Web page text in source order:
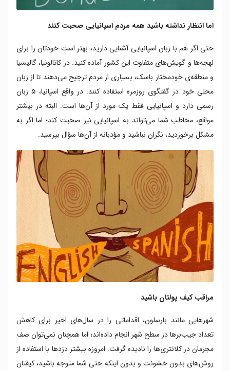
اما انتظار نداشته باشید همه مردم اسپانیایی صحبت کنند
حتی اگر هم با زبان اسپانیایی آشنایی دارید، بهتر است خودتان را برای
لهجه‌ها و گویش‌های متفاوت این کشور آماده کنید. در کاتالونیا، گالیسیا
و منطقه‌ی خودمختار باسک، بسیاری از مردم ترجیح می‌دهند تا از زبان
محلی خود در گفتگوی روزمره استفاده کنند. در واقع اسپانیا، ۵ زبان
رسمی دارد و اسپانیایی فقط یک مورد از آن‌ها است. البته در بیشتر
مواقع، مخاطب شما می‌تواند به اسپانیایی نیز صحبت کند؛ اما اگر به
مشکل برخوردید، نگران نباشید و مؤدبانه از آن‌ها سؤال بپرسید.
مراقب کیف پولتان باشید
شهرهایی مانند بارسلون، اقداماتی را در سال‌های اخیر برای کاهش
تعداد جیب‌برها در سطح شهر انجام داده‌اند؛ اما همچنان نمی‌توان صف
مجرمان در کلانتری‌ها را نادیده گرفت. امروزه بیشتر دزدها با استفاده از
روش‌های بدون خشونت و بدون اینکه حتی شما متوجه باشید، کیفتان